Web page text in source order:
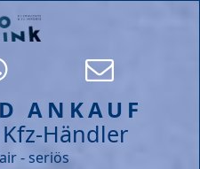
ANKAUF
Händler
- seriös